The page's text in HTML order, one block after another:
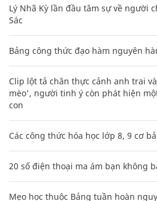
Lý Nhã Kỳ lần đầu tâm sự về người
Sác
Bảng công thức đạo hàm nguyên
Clip lột tả chân thực cảnh anh trai
mèo', người tinh ý còn phát hiện
con
Các công thức hóa học lớp 8, 9 cơ
20 số điện thoại ma ám bạn không
Mẹo học thuộc Bảng tuần hoàn